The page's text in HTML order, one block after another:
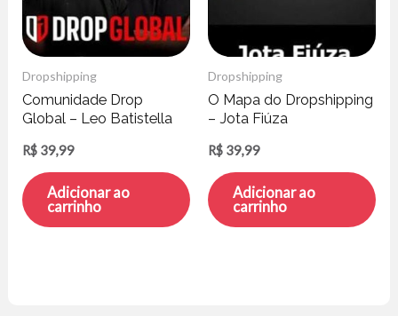
Dropshipping
Comunidade Drop
Global – Leo Batistella
R$ 39,99
Adicionar ao
carrinho
Dropshipping
O Mapa do Dropshipping
– Jota Fiúza
R$ 39,99
Adicionar ao
carrinho